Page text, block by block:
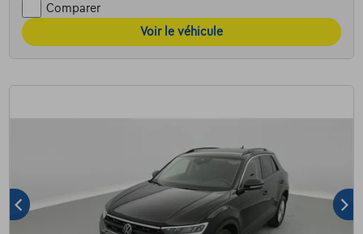
Comparer
Voir le véhicule